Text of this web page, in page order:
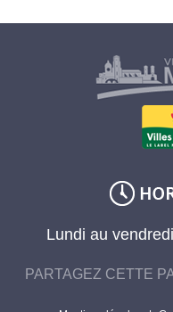
Lundi au
PARTAGEZ CETTE